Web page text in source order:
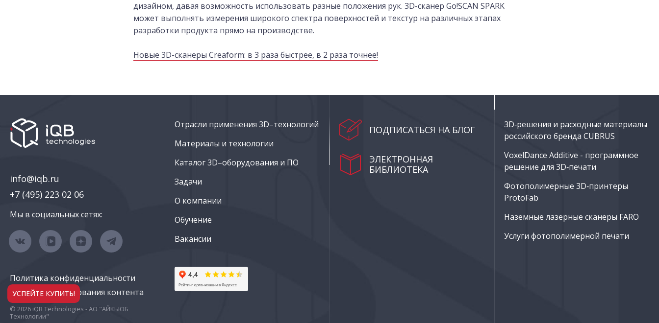
УСПЕЙТЕ КУПИТЬ!
дизайном, давая возможность использовать разные положения рук. 3D-сканер Go!SCAN SPARK
может выполнять измерения широкого спектра поверхностей и текстур на различных этапах
разработки продукта прямо на производстве.
Новые 3D-сканеры Creaform: в 3 раза быстрее, в 2 раза точнее!
info@iqb.ru
+7 (495) 223 02 06
Мы в социальных сетях:
Политика конфиденциальности
Правила использования контента
© 2026 iQB Technologies - АО "АЙКЬЮБ
Технологии"
Отрасли применения 3D–технологий
Материалы и технологии
Каталог 3D–оборудования и ПО
Задачи
О компании
Обучение
Вакансии
ПОДПИСАТЬСЯ НА БЛОГ
ЭЛЕКТРОННАЯ
БИБЛИОТЕКА
3D‑решения и расходные материалы
российского бренда CUBRUS
VoxelDance Additive - программное
решение для 3D‑печати
Фотополимерные 3D‑принтеры
ProtoFab
Наземные лазерные сканеры FARO
Услуги фотополимерной печати